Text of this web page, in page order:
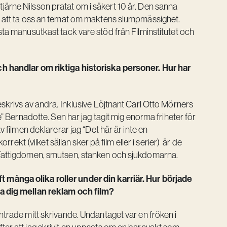
Nilsson pratat om i säkert 10 år. Den sanna
ta oss an temat om maktens slumpmässighet.
manusutkast tack vare stöd från Filminstitutet och
handlar om riktiga historiska personer. Hur har
av andra. Inklusive Löjtnant Carl Otto Mörners
Bernadotte. Sen har jag tagit mig enorma friheter för
deklarerar jag “Det här är inte en
(vilket sällan sker på film eller i serier) är de
smutsen, stanken och sjukdomarna.
olika roller under din karriär. Hur började
dig mellan reklam och film?
mitt skrivande. Undantaget var en fröken i